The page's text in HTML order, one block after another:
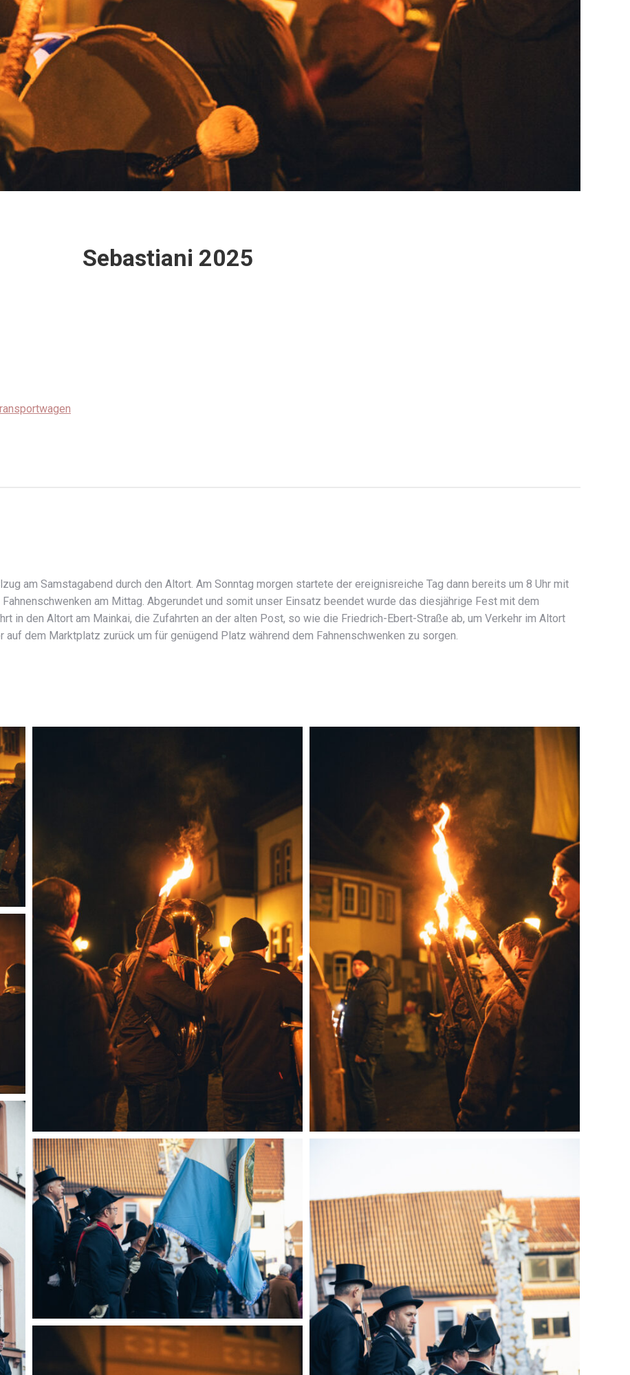
Sebastiani 2025
am Samstagabend durch den Altort. Am Sonntag morgen startete der ereignisreiche Tag dann bereits um 8 Uhr mit
am Mittag. Abgerundet und somit unser Einsatz beendet wurde das diesjährige Fest mit dem
in den Altort am Mainkai, die Zufahrten an der alten Post, so wie die Friedrich-Ebert-Straße ab, um Verkehr im Altort
dem Marktplatz zurück um für genügend Platz während dem Fahnenschwenken zu sorgen.